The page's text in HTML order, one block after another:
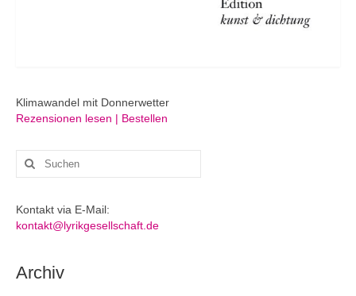
Klimawandel mit Donnerwetter
Rezensionen lesen | Bestellen
Suchen
nach:
Kontakt via E-Mail:
kontakt@lyrikgesellschaft.de
Archiv